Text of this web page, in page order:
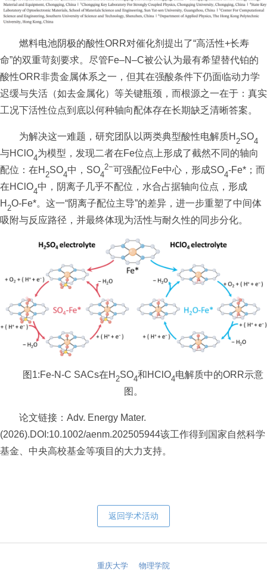
燃料电池阴极的酸性ORR对催化剂提出了“高活性+长寿
命”的双重苛刻要求。尽管Fe–N–C被公认为最有希望替代铂的
酸性ORR非贵金属体系之一，但其在强酸条件下仍面临动力学
迟缓与失活（如去金属化）等关键瓶颈，而根源之一在于：真实
工况下活性位点到底以何种轴向配体存在长期缺乏清晰答案。
为解决这一难题，研究团队以两类典型酸性电解质H 2SO4
与HClO4为模型，发现二者在Fe位点上形成了截然不同的轴向
配位：在H 2SO4中，SO4
2−可强配位Fe中心，形成SO4-Fe*；而
在HClO4中，阴离子几乎不配位，水合占据轴向位点，形成
H 2O-Fe*。这一“阴离子配位主导”的差异，进一步重塑了中间体
吸附与反应路径，并最终体现为活性与耐久性的同步分化。
图1:Fe-N-C SACs在H 2SO4和HClO4电解质中的ORR示意
图。
论文链接：Adv. Energy Mater.
(2026).DOI:10.1002/aenm.202505944该工作得到国家自然科学
基金、中央高校基金等项目的大力支持。
返回学术活动
重庆大学 物理学院